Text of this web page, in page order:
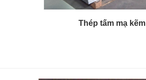
Thép tấm mạ kẽm